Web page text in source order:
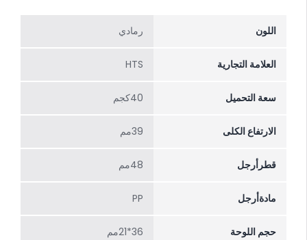
اللون رمادي
العلامة التجارية HTS
سعة التحميل 40كجم
الارتفاع الکلی 39مم
قطرأرجل 48مم
مادةأرجل PP
حجم اللوحة 36*21مم